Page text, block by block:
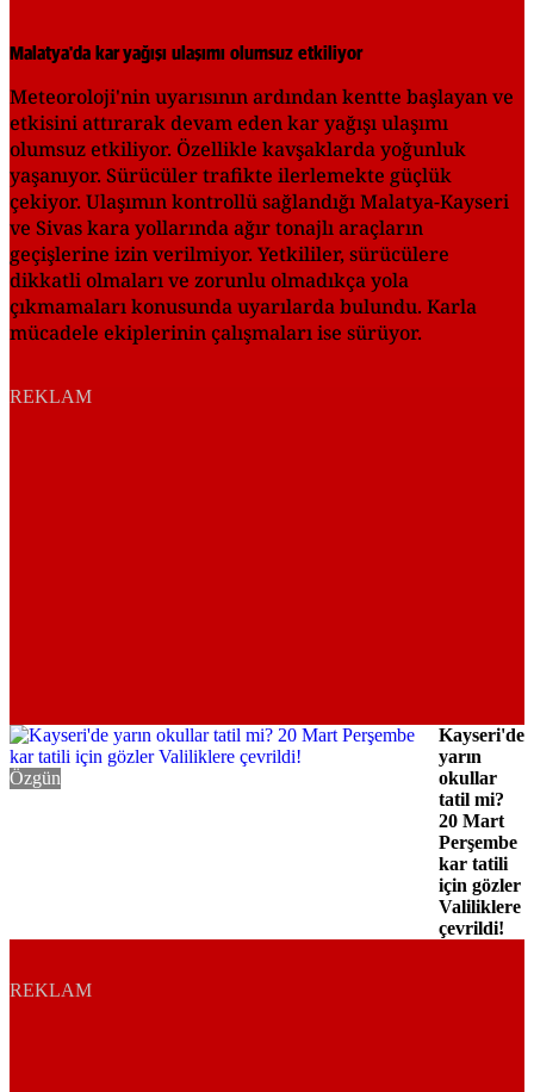
Malatya'da kar yağışı ulaşımı olumsuz etkiliyor
Meteoroloji'nin uyarısının ardından kentte başlayan ve
etkisini attırarak devam eden kar yağışı ulaşımı
olumsuz etkiliyor. Özellikle kavşaklarda yoğunluk
yaşanıyor. Sürücüler trafikte ilerlemekte güçlük
çekiyor. Ulaşımın kontrollü sağlandığı Malatya-Kayseri
ve Sivas kara yollarında ağır tonajlı araçların
geçişlerine izin verilmiyor. Yetkililer, sürücülere
dikkatli olmaları ve zorunlu olmadıkça yola
çıkmamaları konusunda uyarılarda bulundu. Karla
mücadele ekiplerinin çalışmaları ise sürüyor.
REKLAM
Özgün
Kayseri'de
yarın
okullar
tatil mi?
20 Mart
Perşembe
kar tatili
için gözler
Valiliklere
çevrildi!
REKLAM